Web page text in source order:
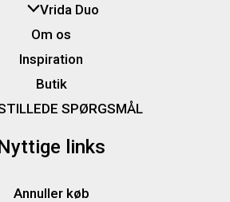
Vrida Duo
Om os
Inspiration
Butik
SPØRGSMÅL
links
Annuller køb